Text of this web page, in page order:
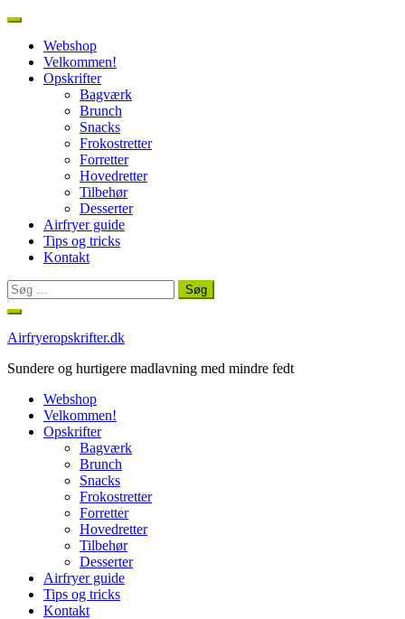
Webshop
Velkommen!
Opskrifter
Bagværk
Brunch
Snacks
Frokostretter
Forretter
Hovedretter
Tilbehør
Desserter
Airfryer guide
Tips og tricks
Kontakt
Søg
efter:
Spring
indhold
Airfryeropskrifter.dk
Sundere og hurtigere madlavning med mindre fedt
Webshop
Velkommen!
Opskrifter
Bagværk
Brunch
Snacks
Frokostretter
Forretter
Hovedretter
Tilbehør
Desserter
Airfryer guide
Tips og tricks
Kontakt